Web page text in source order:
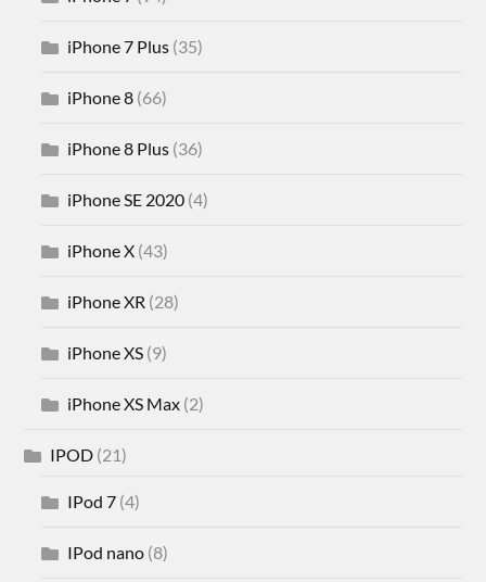
iPhone 7 Plus (35)
iPhone 8 (66)
iPhone 8 Plus (36)
iPhone SE 2020 (4)
iPhone X (43)
iPhone XR (28)
iPhone XS (9)
iPhone XS Max (2)
IPOD (21)
IPod 7 (4)
IPod nano (8)